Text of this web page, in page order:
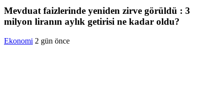
Mevduat faizlerinde yeniden zirve görüldü : 3
milyon liranın aylık getirisi ne kadar oldu?
Ekonomi 2 gün önce